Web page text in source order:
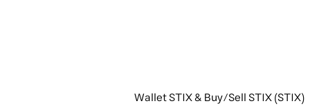
Wallet STIX & Buy/Sell STIX (STIX)